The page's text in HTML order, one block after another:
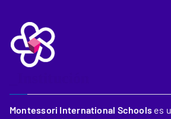
Montessori International Schools es